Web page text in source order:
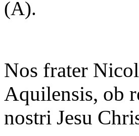
(A).
Nos frater
Aquilensis, ob
nostri Jesu